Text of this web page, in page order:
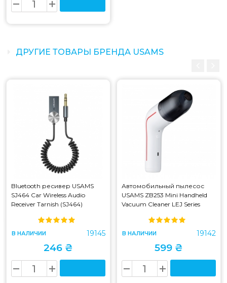
ДРУГИЕ ТОВАРЫ БРЕНДА USAMS
Bluetooth ресивер USAMS
SJ464 Car Wireless Audio
Receiver Tarnish (SJ464)
В НАЛИЧИИ 19145
246 ₴
Автомобильный пылесос
USAMS ZB253 Mini Handheld
Vacuum Cleaner LEJ Series
В НАЛИЧИИ 19142
599 ₴